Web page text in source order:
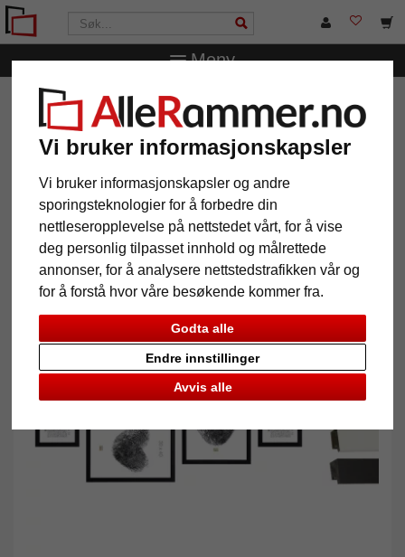
Vi bruker informasjonskapsler
Vi bruker informasjonskapsler og andre
sporingsteknologier for å forbedre din
nettleseropplevelse på nettstedet vårt, for å vise
deg personlig tilpasset innhold og målrettede
annonser, for å analysere nettstedstrafikken vår og
for å forstå hvor våre besøkende kommer fra.
Godta alle
Avvis alle
Endre innstillinger
Meny
AlleRammer.no Andre rammer
ti rammer med praktisk linjal for monteringen
Bildevegg, ti rammer med
praktisk linjal for monteringen
Tilbake